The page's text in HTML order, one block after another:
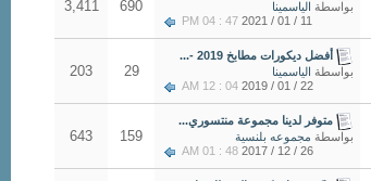
بواسطة الياسمينا
11 / 01 / 2021
47 : 04 PM
690
3,411
أفضل ديكورات مطابخ 2019 -...
بواسطة الياسمينا
22 / 01 / 2019
04 : 12 AM
29
203
متوفر لدينا مجموعة منتسوري...
بواسطة مجموعه بلنسية
26 / 12 / 2017
48 : 01 AM
159
643